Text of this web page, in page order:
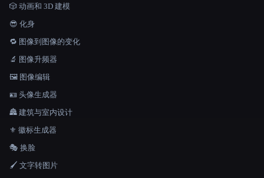
🎲 动画和 3D 建模
😎 化身
🔁 图像到图像的变化
🔬 图像升频器
🖼️ 图像编辑
🪪 头像生成器
🏯 建筑与室内设计
⚜️ 徽标生成器
🎭 换脸
🖌️ 文字转图片